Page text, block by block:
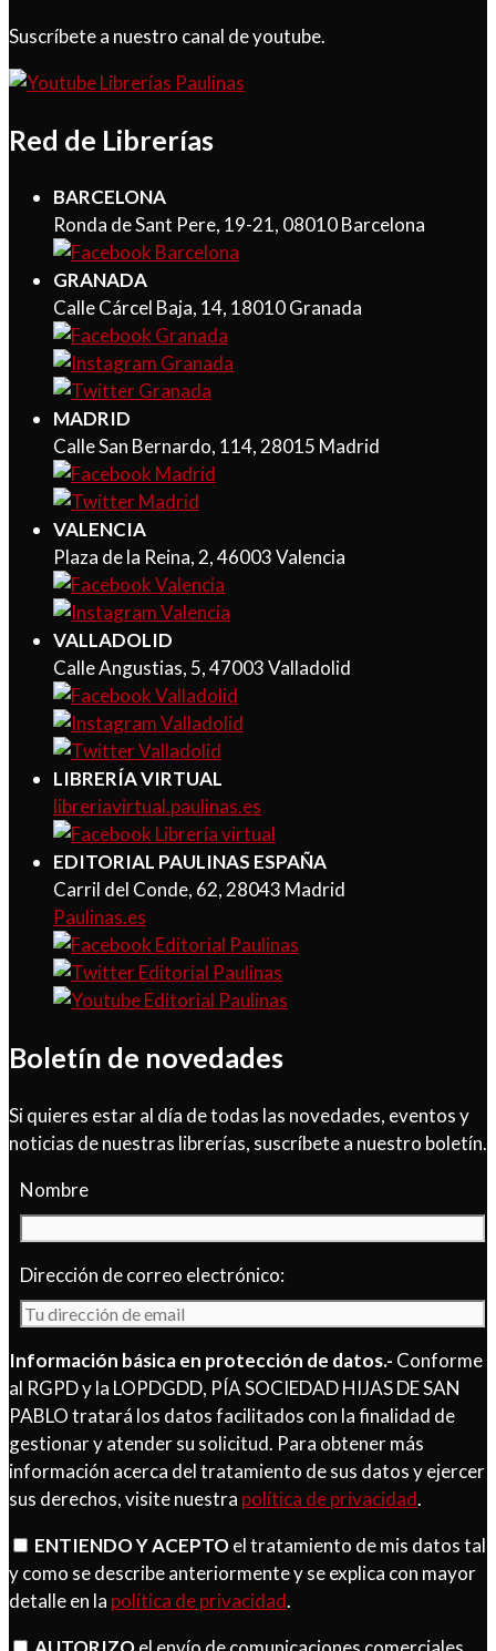
Suscríbete a nuestro canal de youtube.
Red de Librerías
BARCELONA
Ronda de Sant Pere, 19-21, 08010 Barcelona
GRANADA
Calle Cárcel Baja, 14, 18010 Granada
MADRID
Calle San Bernardo, 114, 28015 Madrid
VALENCIA
Plaza de la Reina, 2, 46003 Valencia
VALLADOLID
Calle Angustias, 5, 47003 Valladolid
LIBRERÍA VIRTUAL
libreriavirtual.paulinas.es
EDITORIAL PAULINAS ESPAÑA
Carril del Conde, 62, 28043 Madrid
Paulinas.es
Boletín de novedades
Si quieres estar al día de todas las novedades, eventos y
noticias de nuestras librerías, suscríbete a nuestro boletín.
Nombre
Dirección de correo electrónico:
Información básica en protección de datos.- Conforme
al RGPD y la LOPDGDD, PÍA SOCIEDAD HIJAS DE SAN
PABLO tratará los datos facilitados con la finalidad de
gestionar y atender su solicitud. Para obtener más
información acerca del tratamiento de sus datos y ejercer
sus derechos, visite nuestra política de privacidad.
ENTIENDO Y ACEPTOel tratamiento de mis datos tal
y como se describe anteriormente y se explica con mayor
detalle en la política de privacidad.